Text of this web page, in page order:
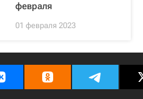
февраля
01 февраля 2023